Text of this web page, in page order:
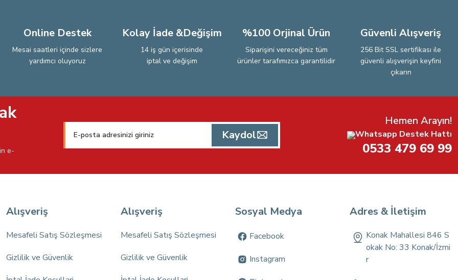
Online Destek
Mesai saatleri içinde sizlere
yardımcı oluyoruz
Kolay İade &Değişim
14 iş gün içerisinde
iptal ve değişim
%100 Orjinal Ürün
Siparişini vereceğiniz tüm
ürünler tarafımızca garantilidir
Güvenli Alışveriş
256 Bit SSL sertifikası ile
güvenli alışverişin keyfini
çıkarın
e-
Kaydol
Hemen Arayın!
Whatsapp Destek Hattı
0533 479 69 99
Alışveriş
Mesafeli Satış Sözleşmesi
Gizlilik ve Güvenlik
Alışveriş
Mesafeli Satış Sözleşmesi
Gizlilik ve Güvenlik
Sosyal Medya
Facebook
Instagram
Adres & İletişim
Konak Mahallesi 846 S
okak No: 33 Konak/İzmi
r